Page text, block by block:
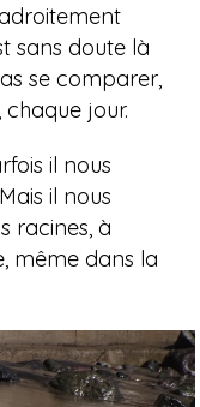
sans doute là
se comparer,
jour.
il nous
il nous
racines, à
même dans la